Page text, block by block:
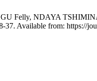
NDAYA TSHIMINA
Available from: https://